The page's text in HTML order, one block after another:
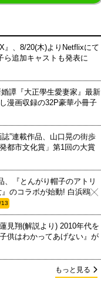
』、8/20(木)よりNetflixにて
ら追加キャストも発表に
譚『大正學生愛妻家』最新
漫画収録の32P豪華小冊子
”連載作品、山口晃の街歩
都市文化賞」第1回の大賞
、『とんがり帽子のアトリ
』のコラボが始動! 白浜鴎╳
見翔(解説より) 2010年代を
供はわかってあげない』が
もっと見る